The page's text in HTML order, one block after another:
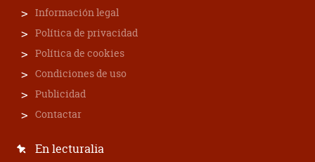
Información legal
Política de privacidad
Política de cookies
Condiciones de uso
Publicidad
Contactar
En lecturalia